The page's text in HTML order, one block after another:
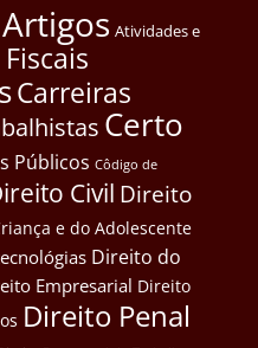
Artigos Atividades e
Carreiras
Certo
Públicos Côdigo de
Civil Direito
e do Adolescente
Direito do
Empresarial Direito
Direito Penal